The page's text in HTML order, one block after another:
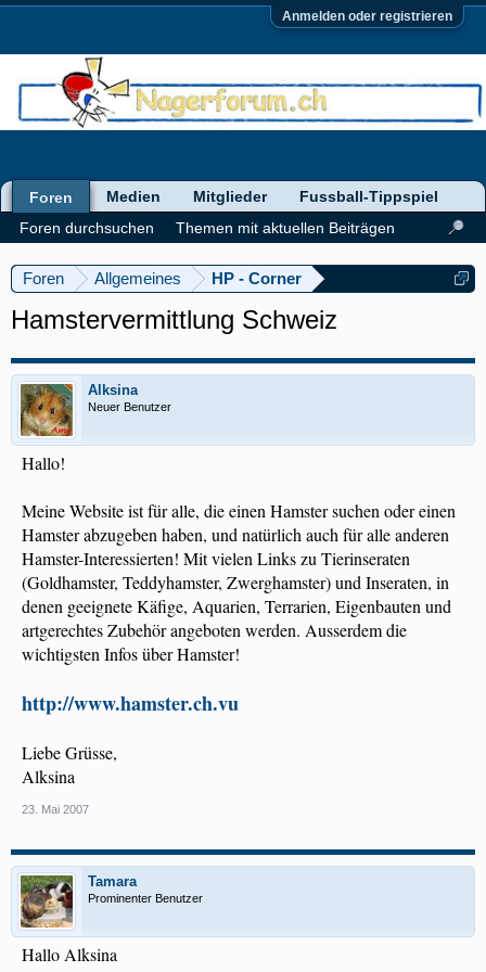
Anmelden oder registrieren
Foren Allgemeines HP - Corner
Hamstervermittlung Schweiz
Alksina
Neuer Benutzer
Hallo!
Meine Website ist für alle, die einen Hamster suchen oder einen
Hamster abzugeben haben, und natürlich auch für alle anderen
Hamster-Interessierten! Mit vielen Links zu Tierinseraten
(Goldhamster, Teddyhamster, Zwerghamster) und Inseraten, in
denen geeignete Käfige, Aquarien, Terrarien, Eigenbauten und
artgerechtes Zubehör angeboten werden. Ausserdem die
wichtigsten Infos über Hamster!
http://www.hamster.ch.vu
Liebe Grüsse,
Alksina
23. Mai 2007
Tamara
Prominenter Benutzer
Hallo Alksina
Foren
Foren durchsuchen
Themen mit aktuellen Beiträgen
Medien Mitglieder Fussball-Tippspiel